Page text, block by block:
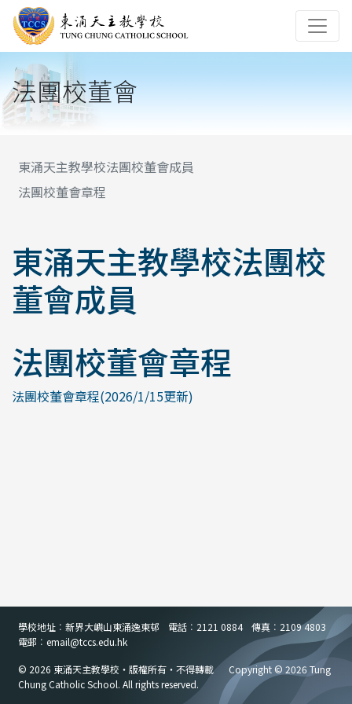
法團校董會
東涌天主教學校法團校董會成員
法團校董會章程
東涌天主教學校法團校
董會成員
法團校董會章程
法團校董會章程(2026/1/15更新)
學校地址︰新界大嶼山東涌逸東邨 電話︰2121 0884
傳真︰2109 4803
電郵︰email@tccs.edu.hk
© 2026 東涌天主教學校・版權所有・不得轉載
Copyright © 2026 Tung
Chung Catholic School. All rights reserved.